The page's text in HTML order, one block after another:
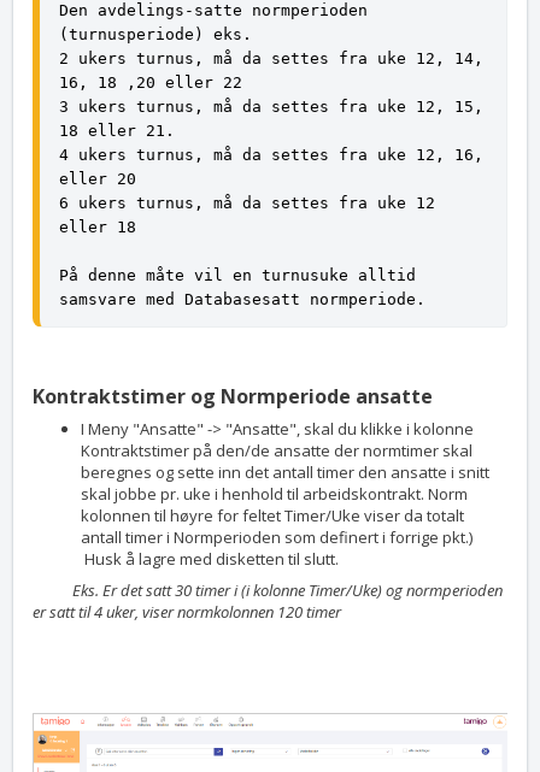
Den avdelings-satte normperioden
(turnusperiode) eks.
2 ukers turnus, må da settes fra uke 12, 14,
16, 18 ,20 eller 22
3 ukers turnus, må da settes fra uke 12, 15,
18 eller 21.
4 ukers turnus, må da settes fra uke 12, 16,
eller 20
6 ukers turnus, må da settes fra uke 12
eller 18
På denne måte vil en turnusuke alltid
samsvare med Databasesatt normperiode.
Kontraktstimer og Normperiode ansatte
I Meny "Ansatte" -> "Ansatte", skal du klikke i kolonne
Kontraktstimer på den/de ansatte der normtimer skal
beregnes og sette inn det antall timer den ansatte i snitt
skal jobbe pr. uke i henhold til arbeidskontrakt. Norm
kolonnen til høyre for feltet Timer/Uke viser da totalt
antall timer i Normperioden som definert i forrige pkt.)
Husk å lagre med disketten til slutt.
Eks. Er det satt 30 timer i (i kolonne Timer/Uke) og normperioden
er satt til 4 uker, viser normkolonnen 120 timer